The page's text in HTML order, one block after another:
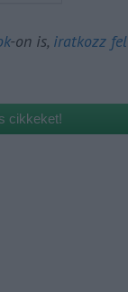
-on is, iratkozz fel
cikkeket!